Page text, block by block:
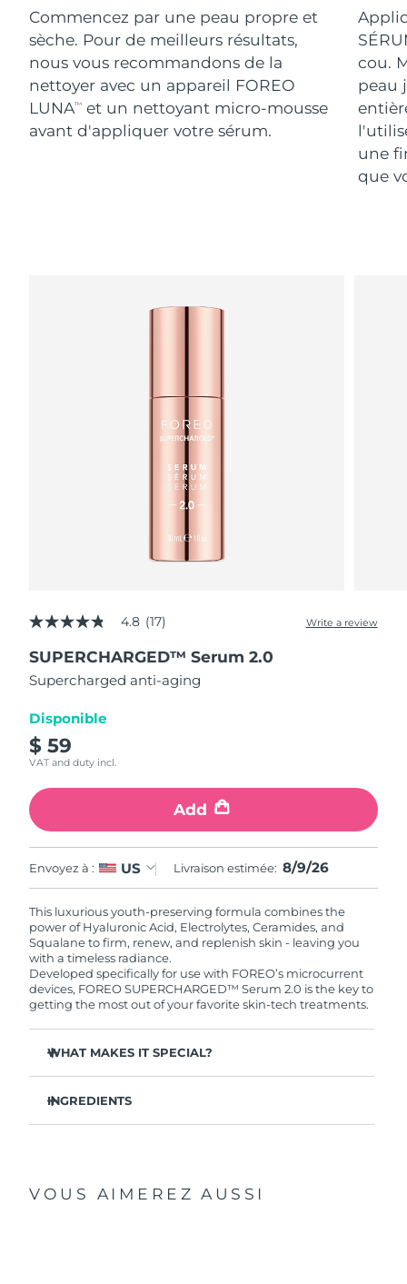
Commencez par une peau propre et
sèche. Pour de meilleurs résultats,
nous vous recommandons de la
nettoyer avec un appareil FOREO
LUNATM
et un nettoyant micro-mousse
avant d'appliquer votre sérum.
cou.
peau
une
que
4.8
of
5
stars,
rating
value.
Read
17
Reviews.
Same
page
link.
4.8 (17) Write a review
SUPERCHARGED™ Serum 2.0
Supercharged anti-aging
Disponible
$ 59
VAT and duty incl.
Add
Envoyez à : US Livraison estimée: 8/9/26
This luxurious youth-preserving formula combines the
power of Hyaluronic Acid, Electrolytes, Ceramides, and
Squalane to firm, renew, and replenish skin - leaving you
with a timeless radiance.
Developed specifically for use with FOREO’s microcurrent
devices, FOREO SUPERCHARGED™ Serum 2.0 is the key to
getting the most out of your favorite skin-tech treatments.
WHAT MAKES IT SPECIAL?
production.
Clinically proven to boost skin moisture by 46% in 2
Nourishing formula with 5 Hyaluronic Acids, Squalane,
INGREDIENTS
Caprylyl Glycol, Carbomer, Tromethamine, Hydrogenated
VOUS AIMEREZ AUSSI